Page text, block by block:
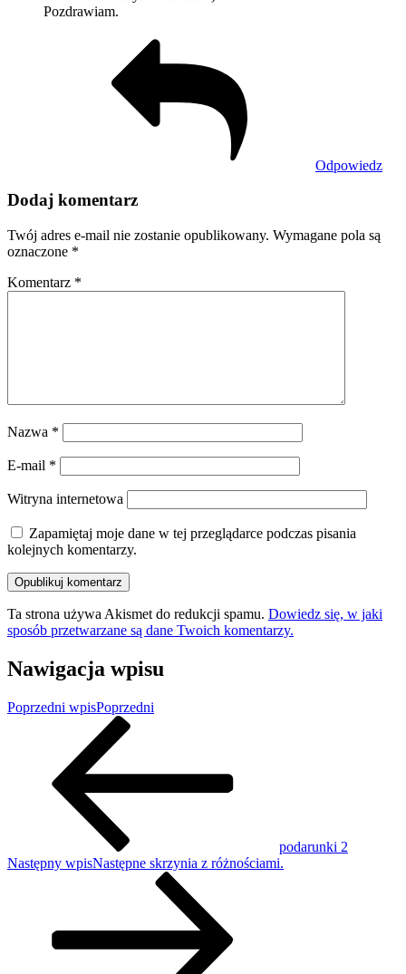
Pozdrawiam.
Odpowiedz
Dodaj komentarz
Twój adres e-mail nie zostanie opublikowany. Wymagane pola są
oznaczone *
Komentarz *
Nazwa *
E-mail *
Witryna internetowa
Zapamiętaj moje dane w tej przeglądarce podczas pisania
kolejnych komentarzy.
Ta strona używa Akismet do redukcji spamu. Dowiedz się, w jaki
sposób przetwarzane są dane Twoich komentarzy.
Nawigacja wpisu
Poprzedni wpisPoprzedni
podarunki 2
Następny wpisNastępne skrzynia z różnościami.